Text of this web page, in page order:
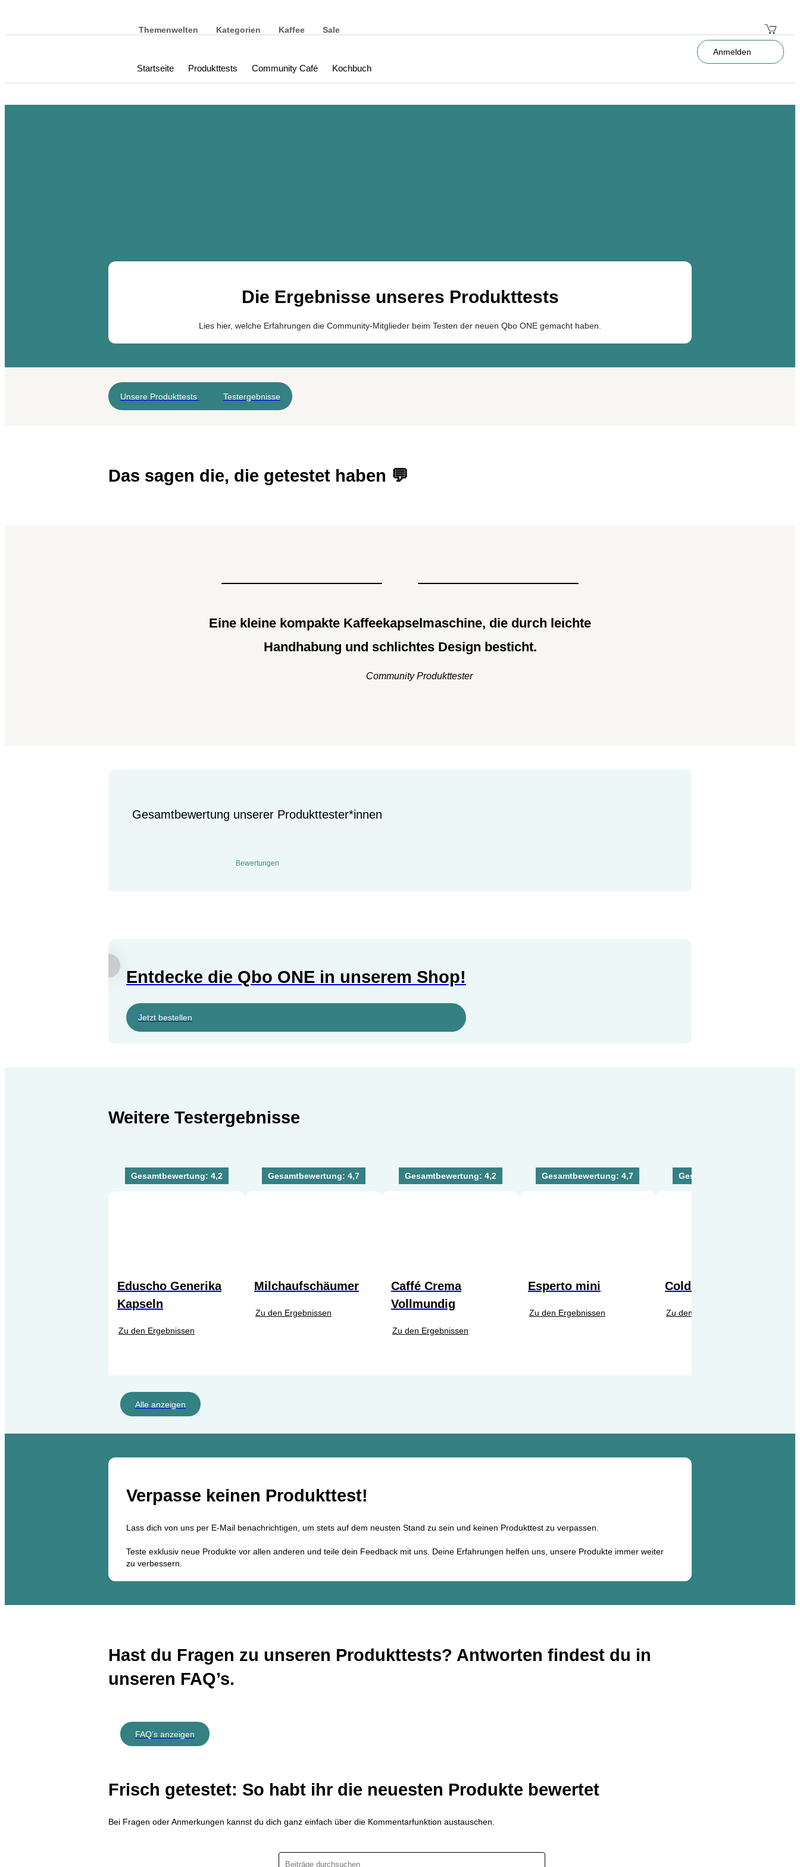
Themenwelten Kategorien Kaffee Sale
Startseite Produkttests Community Café Kochbuch
Anmelden
Die Ergebnisse unseres Produkttests
Lies hier, welche Erfahrungen die Community-Mitglieder beim Testen der neuen Qbo ONE gemacht haben.
Unsere Produkttests Testergebnisse
Das sagen die, die getestet haben 💬
Eine kleine kompakte Kaffeekapselmaschine, die durch leichte
Handhabung und schlichtes Design besticht.
Community Produkttester
Gesamtbewertung unserer Produkttester*innen
Bewertungen
Entdecke die Qbo ONE in unserem Shop!
Jetzt bestellen
Weitere Testergebnisse
Gesamtbewertung: 4,2
Eduscho Generika
Kapseln
Zu den Ergebnissen
Gesamtbewertung: 4,7
Milchaufschäumer
Zu den Ergebnissen
Gesamtbewertung: 4,2
Caffé Crema
Vollmundig
Zu den Ergebnissen
Gesamtbewertung: 4,7
Esperto mini
Zu den Ergebnissen
Gesamtbewertung: 4,6
Cold Brew Maker
Zu den Ergebnissen
Alle anzeigen
Verpasse keinen Produkttest!
Lass dich von uns per E-Mail benachrichtigen, um stets auf dem neusten Stand zu sein und keinen Produkttest zu verpassen.
Teste exklusiv neue Produkte vor allen anderen und teile dein Feedback mit uns. Deine Erfahrungen helfen uns, unsere Produkte immer weiter
zu verbessern.
Hast du Fragen zu unseren Produkttests? Antworten findest du in
unseren FAQ’s.
FAQ’s anzeigen
Frisch getestet: So habt ihr die neuesten Produkte bewertet
Bei Fragen oder Anmerkungen kannst du dich ganz einfach über die Kommentarfunktion austauschen.